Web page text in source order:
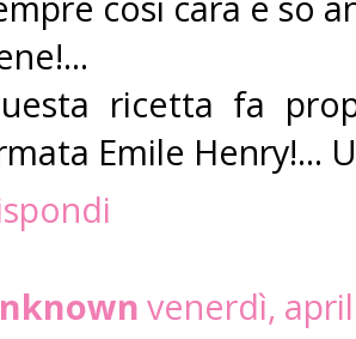
ricetta fa
Emile Henry!...
venerdì,